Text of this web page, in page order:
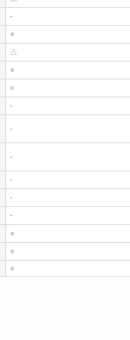
-
○
△
○
○
-
-
-
-
-
-
○
○
○